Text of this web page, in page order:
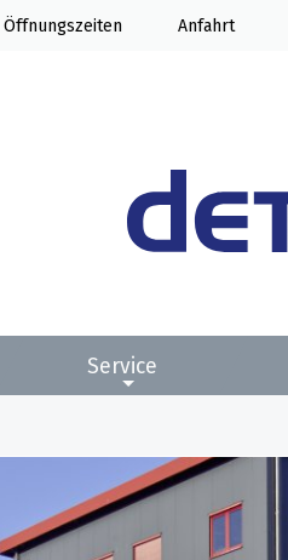
Öffnung Anfahrt
Service